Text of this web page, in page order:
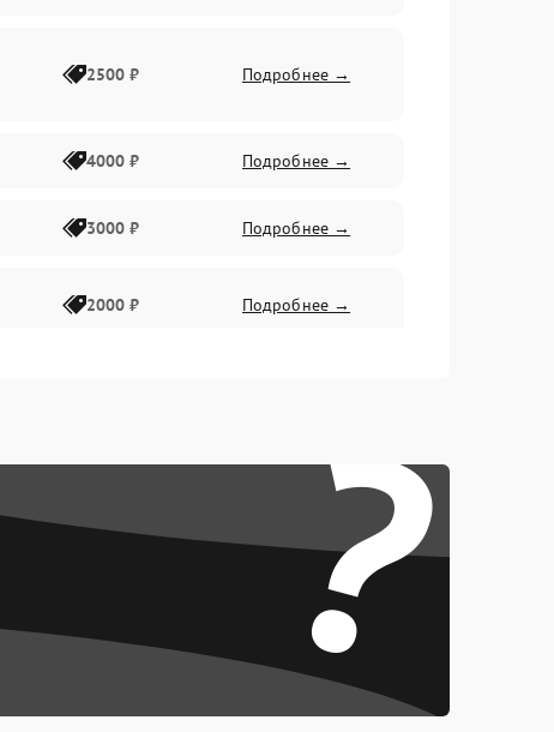
2500 ₽ Подробнее →
4000 ₽ Подробнее →
3000 ₽ Подробнее →
2000 ₽ Подробнее →
?